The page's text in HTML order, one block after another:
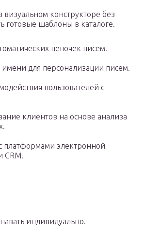
визуальном конструкторе без
готовые шаблоны в каталоге.
цепочек писем.
имени для персонализации писем.
пользователей с
клиентов на основе анализа
платформами электронной
CRM.
индивидуально.